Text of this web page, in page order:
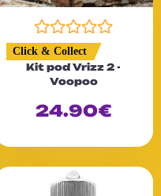
N
o
0
s
r
Click & Collect
Kit pod Vrizz 2 -
Voopoo
24.90€